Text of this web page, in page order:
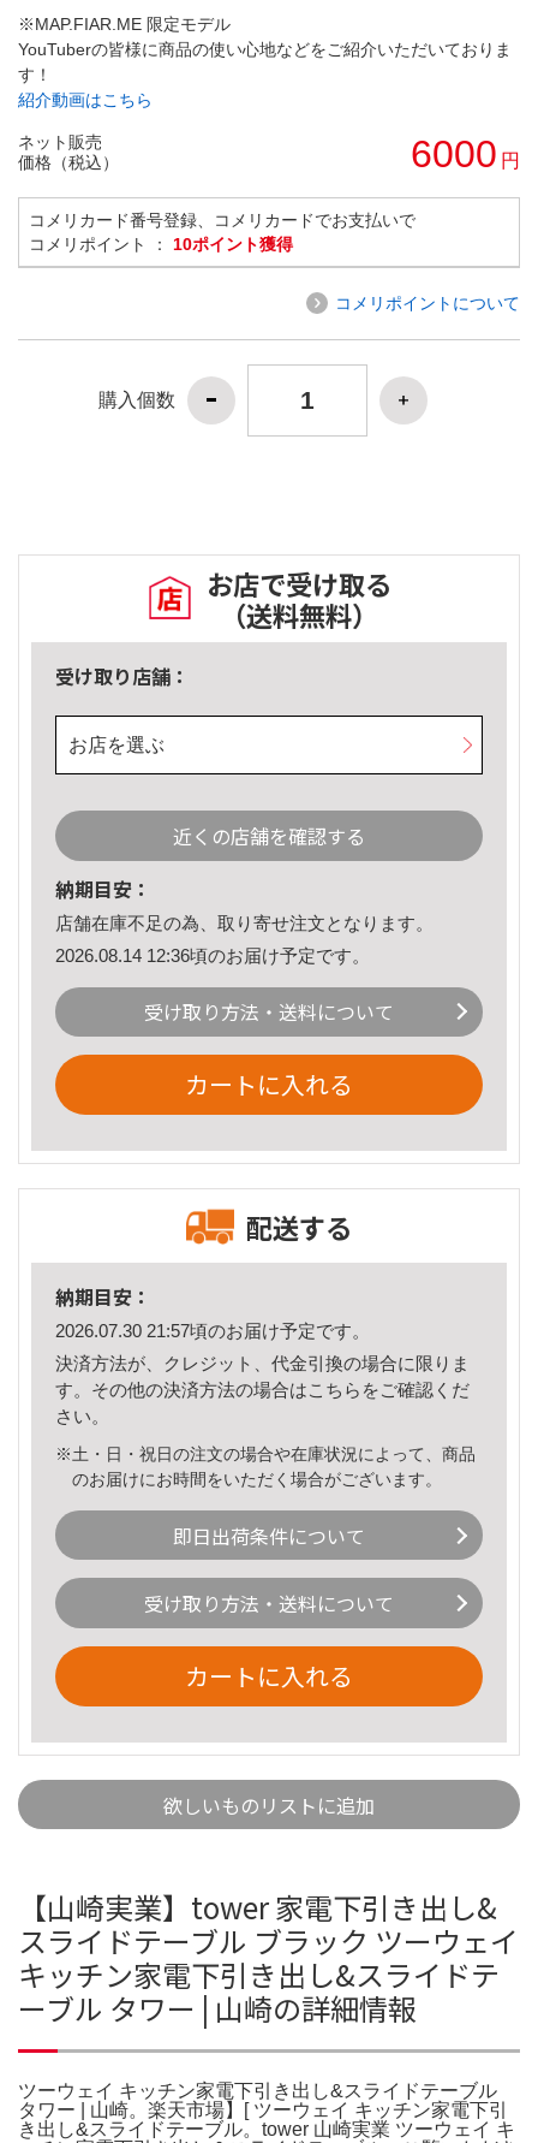
※MAP.FIAR.ME 限定モデル
YouTuberの皆様に商品の使い心地などをご紹介いただいておりま
す！
紹介動画はこちら
ネット販売
価格（税込）
6000 円
コメリカード番号登録、コメリカードでお支払いで
コメリポイント ： 10ポイント獲得
コメリポイントについて
購入個数
お店で受け取る
（送料無料）
受け取り店舗：
お店を選ぶ
近くの店舗を確認する
納期目安：
店舗在庫不足の為、取り寄せ注文となります。
2026.08.14 12:36頃のお届け予定です。
受け取り方法・送料について
カートに入れる
配送する
納期目安：
2026.07.30 21:57頃のお届け予定です。
決済方法が、クレジット、代金引換の場合に限りま
す。その他の決済方法の場合はこちら をご確認くだ
さい。
※土・日・祝日の注文の場合や在庫状況によって、商品
のお届けにお時間をいただく場合がございます。
即日出荷条件について
受け取り方法・送料について
カートに入れる
欲しいものリストに追加
【山崎実業】tower 家電下引き出し&
スライドテーブル ブラック ツーウェイ
キッチン家電下引き出し&スライドテ
ーブル タワー | 山崎の詳細情報
ツーウェイ キッチン家電下引き出し&スライドテーブル
タワー | 山崎。楽天市場】[ ツーウェイ キッチン家電下引
き出し&スライドテーブル。tower 山崎実業 ツーウェイ キ